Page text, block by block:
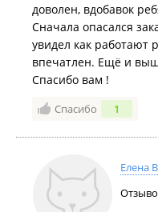
доволен, вдобавок
Сначала опасался
увидел как работают
впечатлен. Ещё и
Спасибо вам !
Спасибо 1
Елена В